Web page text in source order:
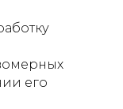
его